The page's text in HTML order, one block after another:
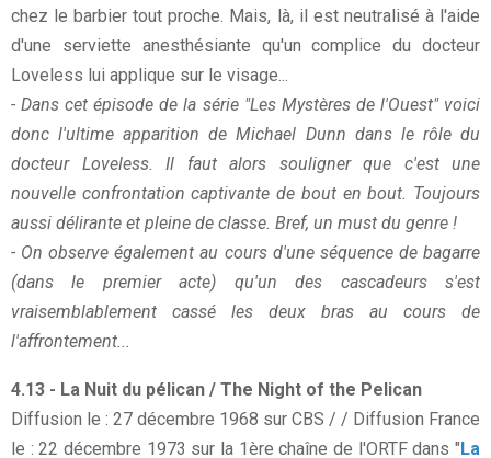
chez le barbier tout proche. Mais, là, il est neutralisé à l'aide
d'une serviette anesthésiante qu'un complice du docteur
Loveless lui applique sur le visage...
- Dans cet épisode de la série "Les Mystères de l'Ouest" voici
donc l'ultime apparition de Michael Dunn dans le rôle du
docteur Loveless. Il faut alors souligner que c'est une
nouvelle confrontation captivante de bout en bout. Toujours
aussi délirante et pleine de classe. Bref, un must du genre !
- On observe également au cours d'une séquence de bagarre
(dans le premier acte) qu'un des cascadeurs s'est
vraisemblablement cassé les deux bras au cours de
l'affrontement...
4.13 - La Nuit du pélican / The Night of the Pelican
Diffusion le : 27 décembre 1968 sur CBS / / Diffusion France
le : 22 décembre 1973 sur la 1ère chaîne de l'ORTF dans "La